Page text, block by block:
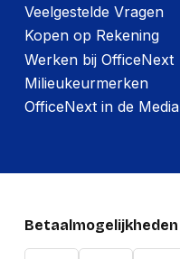
Veelgestelde Vragen
Kopen op Rekening
Werken bij OfficeNext
Milieukeurmerken
OfficeNext in de Media
Betaalmogelijkheden